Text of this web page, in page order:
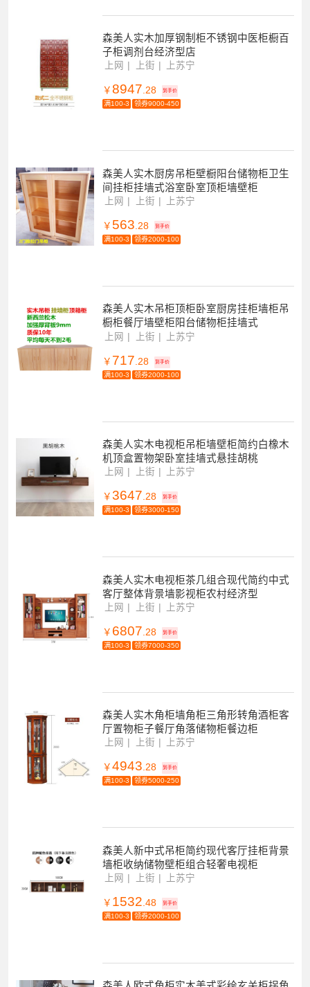
森美人实木加厚钢制柜不锈钢中医柜橱百
子柜调剂台经济型店
上网 上街 上苏宁
￥ 8947.28 到手价
满100-3 领券9000-450
森美人实木厨房吊柜壁橱阳台储物柜卫生
间挂柜挂墙式浴室卧室顶柜墙壁柜
上网 上街 上苏宁
￥ 563.28 到手价
满100-3 领券2000-100
森美人实木吊柜顶柜卧室厨房挂柜墙柜吊
橱柜餐厅墙壁柜阳台储物柜挂墙式
上网 上街 上苏宁
￥ 717 .28 到手价
满100-3 领券2000-100
森美人实木电视柜吊柜墙壁柜简约白橡木
机顶盒置物架卧室挂墙式悬挂胡桃
上网 上街 上苏宁
￥ 3647.28 到手价
满100-3 领券3000-150
森美人实木电视柜茶几组合现代简约中式
客厅整体背景墙影视柜农村经济型
上网 上街 上苏宁
￥ 6807 .28 到手价
满100-3 领券7000-350
森美人实木角柜墙角柜三角形转角酒柜客
厅置物柜子餐厅角落储物柜餐边柜
上网 上街 上苏宁
￥ 4943.28 到手价
满100-3 领券5000-250
森美人新中式吊柜简约现代客厅挂柜背景
墙柜收纳储物壁柜组合轻奢电视柜
上网 上街 上苏宁
￥ 1532 .48 到手价
满100-3 领券2000-100